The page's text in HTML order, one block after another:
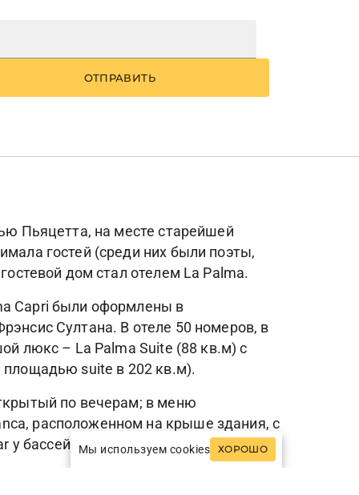
ОТПРАВИТЬ
Пьяцетта, на месте старейшей
гостей (среди них были поэты,
дом стал отелем La Palma.
Capri были оформлены в
Султана. В отеле 50 номеров, в
люкс – La Palma Suite (88 кв.м) с
площадью suite в 202 кв.м).
по вечерам; в меню
расположенном на крыше здания, с
у бассейна.Мы используем cookies ХОРОШО